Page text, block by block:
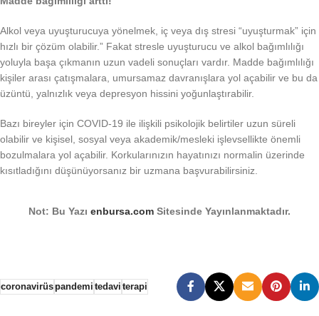
Alkol veya uyuşturucuya yönelmek, iç veya dış stresi “uyuşturmak” için
hızlı bir çözüm olabilir.” Fakat stresle uyuşturucu ve alkol bağımlılığı
yoluyla başa çıkmanın uzun vadeli sonuçları vardır. Madde bağımlılığı
kişiler arası çatışmalara, umursamaz davranışlara yol açabilir ve bu da
üzüntü, yalnızlık veya depresyon hissini yoğunlaştırabilir.
Bazı bireyler için COVID-19 ile ilişkili psikolojik belirtiler uzun süreli
olabilir ve kişisel, sosyal veya akademik/mesleki işlevsellikte önemli
bozulmalara yol açabilir. Korkularınızın hayatınızı normalin üzerinde
kısıtladığını düşünüyorsanız bir uzmana başvurabilirsiniz.
Not: Bu Yazı enbursa.com Sitesinde Yayınlanmaktadır.
coronavirüspandemi tedavi terapi